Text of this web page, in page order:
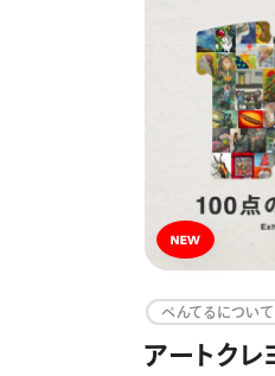
ぺんてるについて
アートク